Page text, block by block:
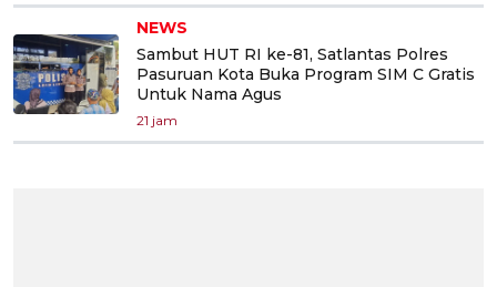
NEWS
Sambut HUT RI ke-81, Satlantas Polres
Pasuruan Kota Buka Program SIM C Gratis
Untuk Nama Agus
21 jam